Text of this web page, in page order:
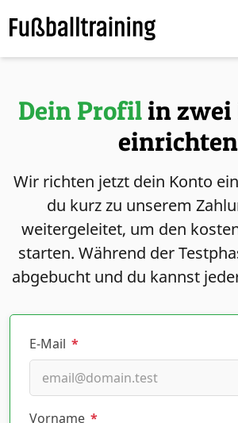
Dein Profilin zwei
einrichten
Wir richten jetzt dein Konto
du kurz zu unserem
weitergeleitet, um den
starten. Während der
abgebucht und du kannst
E-Mail *
Vorname *